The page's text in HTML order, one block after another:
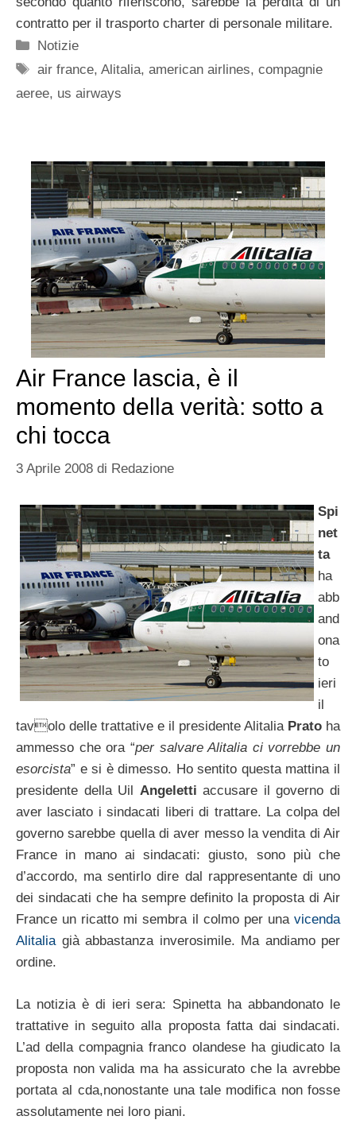
contratto per il trasporto charter di personale militare.
Categorie
Notizie
Tag
air france,Alitalia,american airlines,compagnie
aeree, us airways
Air France lascia, è il
momento della verità: sotto a
chi tocca
3 Aprile 2008 di Redazione
Spi
net
ta
ha
abb
and
ona
to
ieri
il
tavolo delle trattative e il presidente Alitalia Prato ha
ammesso che ora “per salvare Alitalia ci vorrebbe un
esorcista” e si è dimesso. Ho sentito questa mattina il
presidente della Uil Angeletti accusare il governo di
aver lasciato i sindacati liberi di trattare. La colpa del
governo sarebbe quella di aver messo la vendita di Air
France in mano ai sindacati: giusto, sono più che
d’accordo, ma sentirlo dire dal rappresentante di uno
dei sindacati che ha sempre definito la proposta di Air
France un ricatto mi sembra il colmo per una vicenda
Alitaliagià abbastanza inverosimile. Ma andiamo per
ordine.
La notizia è di ieri sera: Spinetta ha abbandonato le
trattative in seguito alla proposta fatta dai sindacati.
L’ad della compagnia franco olandese ha giudicato la
proposta non valida ma ha assicurato che la avrebbe
portata al cda,nonostante una tale modifica non fosse
assolutamente nei loro piani.